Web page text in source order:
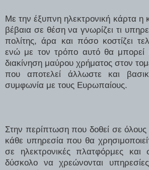
Με την έξυπνη ηλεκτρονική κάρτα η
βέβαια σε θέση να γνωρίζει τι
πολίτης, άρα και πόσο κοστίζει
ενώ με τον τρόπο αυτό θα μπορεί
διακίνηση μαύρου χρήματος στον
που αποτελεί άλλωστε και
συμφωνία με τους Ευρωπαίους.
Στην περίπτωση που δοθεί σε
κάθε υπηρεσία που θα
σε ηλεκτρονικές πλατφόρμες και
δύσκολο να χρεώνονται